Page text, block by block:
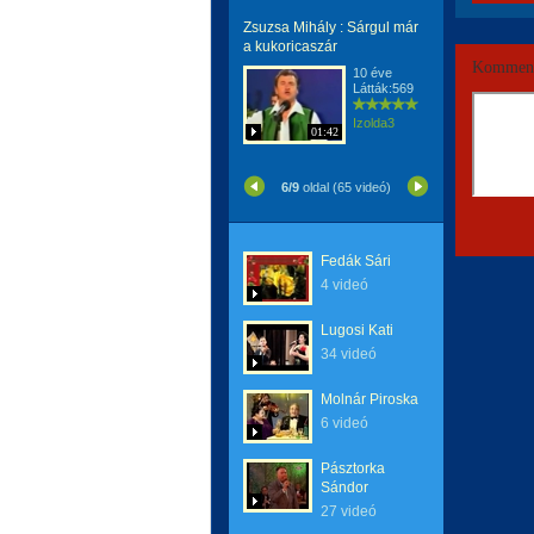
Zsuzsa Mihály : Sárgul már
a kukoricaszár
01:42
10 éve
Látták:569
Izolda3
6/9 oldal (65 videó)
Fedák Sári
4 videó
Lugosi Kati
34 videó
Molnár Piroska
6 videó
Pásztorka
Sándor
27 videó